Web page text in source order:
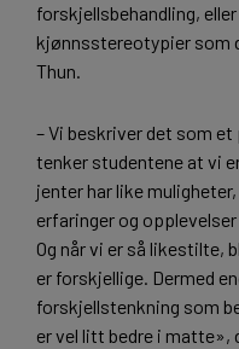
forskjellsbehandling,
kjønnsstereotypier som
Thun.
– Vi beskriver det som
tenker studentene at vi
jenter har like
erfaringer og
Og når vi er så likestilte,
er forskjellige. Dermed
forskjellstenkning som
er vel litt bedre i matte»,